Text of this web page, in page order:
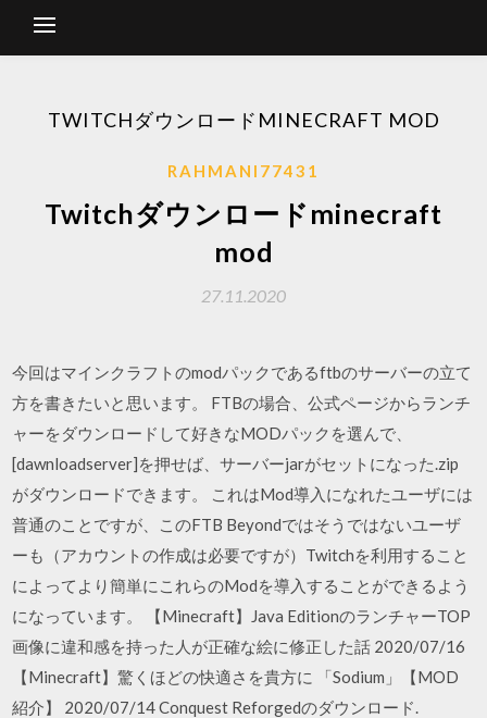
TWITCHダウンロードMINECRAFT MOD
RAHMANI77431
Twitchダウンロードminecraft
mod
27.11.2020
今回はマインクラフトのmodパックであるftbのサーバーの立て
方を書きたいと思います。 FTBの場合、公式ページからランチ
ャーをダウンロードして好きなMODパックを選んで、
[dawnloadserver]を押せば、サーバーjarがセットになった.zip
がダウンロードできます。 これはMod導入になれたユーザには
普通のことですが、このFTB Beyondではそうではないユーザ
ーも（アカウントの作成は必要ですが）Twitchを利用すること
によってより簡単にこれらのModを導入することができるよう
になっています。 【Minecraft】Java EditionのランチャーTOP
画像に違和感を持った人が正確な絵に修正した話 2020/07/16
【Minecraft】驚くほどの快適さを貴方に 「Sodium」【MOD
紹介】 2020/07/14 Conquest Reforgedのダウンロード.